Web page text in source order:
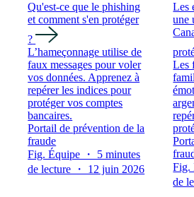
Qu'est-ce que le phishing
et comment s'en protéger
?
L’hameçonnage utilise de
faux messages pour voler
vos données. Apprenez à
repérer les indices pour
protéger vos comptes
bancaires.
Portail de prévention de la
fraude
Fig. Équipe ・ 5 minutes
de lecture ・ 12 juin 2026
Les
une
Les
Fig.
de